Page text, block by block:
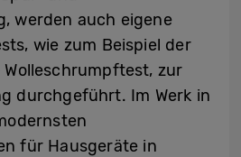
werden auch eigene
wie zum Beispiel der
zur
durchgeführt. Im Werk in
für Hausgeräte in